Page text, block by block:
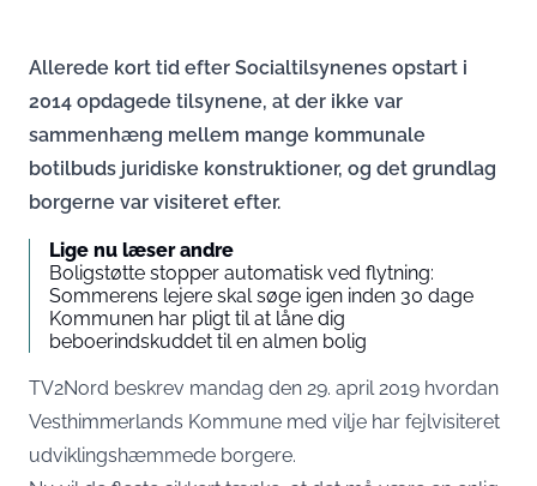
Allerede kort tid efter Socialtilsynenes opstart i
2014 opdagede tilsynene, at der ikke var
sammenhæng mellem mange kommunale
botilbuds juridiske konstruktioner, og det grundlag
borgerne var visiteret efter.
Lige nu læser andre
Boligstøtte stopper automatisk ved flytning:
Sommerens lejere skal søge igen inden 30 dage
Kommunen har pligt til at låne dig
beboerindskuddet til en almen bolig
TV2Nord beskrev mandag den 29. april 2019 hvordan
Vesthimmerlands Kommune med vilje har fejlvisiteret
udviklingshæmmede borgere.